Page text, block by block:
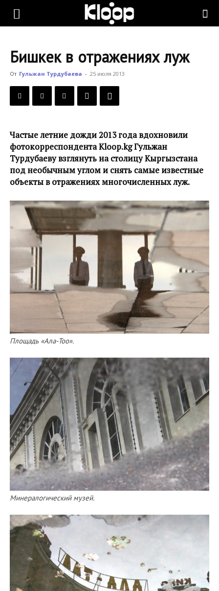
KLOOP.KG
Новости
Кыргызстана
Бишкек в отражениях луж
От Гульжан Турдубаева - 25 июля 2013
Частые летние дожди 2013 года вдохновили
фотокорреспондента Kloop.kg Гульжан
Турдубаеву взглянуть на столицу Кыргызстана
под необычным углом и снять самые известные
объекты в отражениях многочисленных луж.
Площадь «Ала-Тоо».
Минералогический музей.